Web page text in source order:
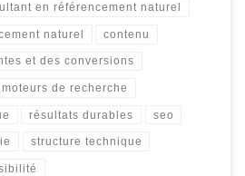
en référencement naturel
naturel contenu
et des conversions
moteurs de recherche
résultats durables seo
structure technique